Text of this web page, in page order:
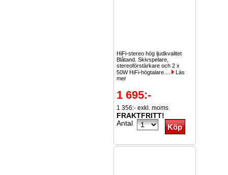
HiFi-stereo hög ljudkvalitet
Blåtand. Skivspelare,
stereoförstärkare och 2 x
50W HiFi-högtalare....
Läs
mer
1 695:-
1 356:- exkl. moms
FRAKTFRITT!
Antal